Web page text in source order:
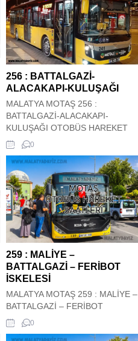
saatleri siz değerli
ziyaretçilerimizin hizmetindedir.
Hareket saatleri güncel olup
sitemiz tarafından güncel olarak
çekilmektedir. 254 : MALİYE –
256 : BATTALGAZİ-
ALACAKAPI-KULUŞAĞI
MALATYA MOTAŞ 256 :
BATTALGAZİ-ALACAKAPI-
KULUŞAĞI OTOBÜS HAREKET
SAATLERİ Malatya Motaş Şehir içi
256 : BATTALGAZİ-ALACAKAPI-
KULUŞAĞI Otobüs Kalkış saatleri
siz değerli ziyaretçilerimizin
hizmetindedir. Hareket saatleri
güncel olup sitemiz tarafından
güncel olarak çekilmektedir. 256 :
BATTALGAZİ-ALACAKAPI-
KULUŞAĞI OTOBÜS HAREKET
SAATLERİ
0
259 : MALİYE –
BATTALGAZİ – FERİBOT
İSKELESİ
MALATYA MOTAŞ 259 : MALİYE –
BATTALGAZİ – FERİBOT
İSKELESİ OTOBÜS HAREKET
SAATLERİ Malatya Motaş Şehir içi
0